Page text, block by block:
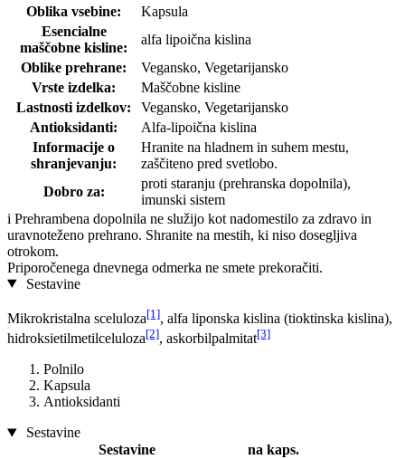
Oblika vsebine:
Kapsula
Esencialne
maščobne kisline:
alfa lipoična kislina
Oblike prehrane:
Vegansko, Vegetarijansko
Vrste izdelka:
Maščobne kisline
Lastnosti izdelkov:
Vegansko, Vegetarijansko
Antioksidanti:
Alfa-lipoična kislina
Informacije o
shranjevanju:
Hranite na hladnem in suhem mestu,
zaščiteno pred svetlobo.
Dobro za:
proti staranju (prehranska dopolnila),
imunski sistem
i Prehrambena dopolnila ne služijo kot nadomestilo za zdravo in
uravnoteženo prehrano. Shranite na mestih, ki niso dosegljiva
otrokom.
Priporočenega dnevnega odmerka ne smete prekoračiti.
Sestavine
Mikrokristalna sceluloza[1], alfa liponska kislina (tioktinska kislina),
hidroksietilmetilceluloza[2], askorbilpalmitat[3]
Polnilo
Kapsula
Antioksidanti
Sestavine
Sestavine
na kaps.